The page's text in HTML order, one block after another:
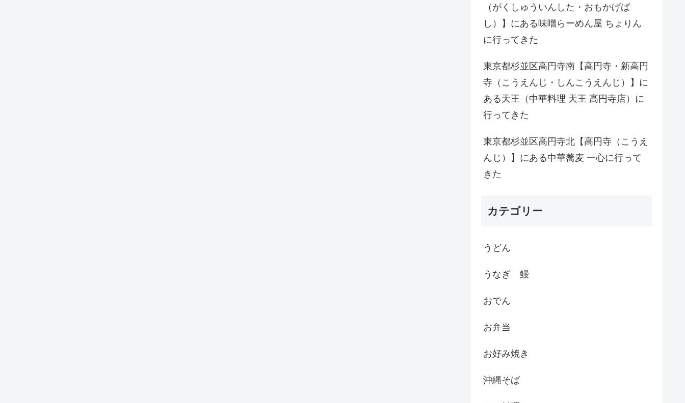
（がくしゅういんした・おもかげば
し）】にある味噌らーめん屋 ちょりん
に行ってきた
東京都杉並区高円寺南【高円寺・新高円
寺（こうえんじ・しんこうえんじ）】に
ある天王（中華料理 天王 高円寺店）に
行ってきた
東京都杉並区高円寺北【高円寺（こうえ
んじ）】にある中華蕎麦 一心に行って
きた
カテゴリー
うどん
うなぎ 鰻
おでん
お弁当
お好み焼き
沖縄そば